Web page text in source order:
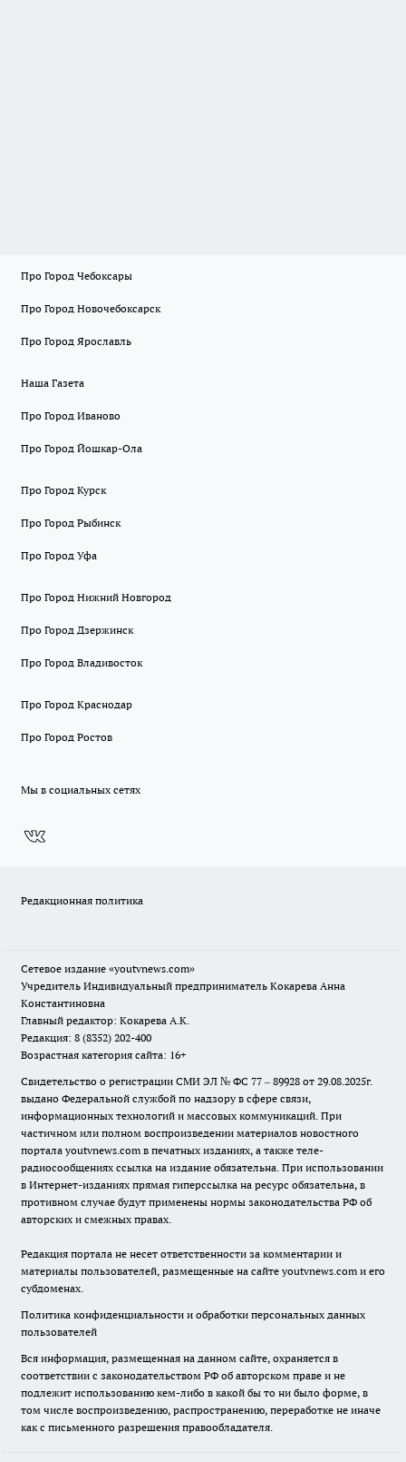
Про Город Чебоксары
Про Город Новочебоксарск
Про Город Ярославль
Наша Газета
Про Город Иваново
Про Город Йошкар-Ола
Про Город Курск
Про Город Рыбинск
Про Город Уфа
Про Город Нижний Новгород
Про Город Дзержинск
Про Город Владивосток
Про Город Краснодар
Про Город Ростов
Мы в социальных сетях
Редакционная политика
Сетевое издание «youtvnews.com»
Учредитель Индивидуальный предприниматель Кокарева Анна
Константиновна
Главный редактор: Кокарева А.К.
Редакция: 8 (8352) 202-400
Возрастная категория сайта: 16+
Свидетельство о регистрации СМИ ЭЛ № ФС 77 – 89928 от 29.08.2025г.
выдано Федеральной службой по надзору в сфере связи,
информационных технологий и массовых коммуникаций. При
частичном или полном воспроизведении материалов новостного
портала youtvnews.com в печатных изданиях, а также теле-
радиосообщениях ссылка на издание обязательна. При использовании
в Интернет-изданиях прямая гиперссылка на ресурс обязательна, в
противном случае будут применены нормы законодательства РФ об
авторских и смежных правах.
Редакция портала не несет ответственности за комментарии и
материалы пользователей, размещенные на сайте youtvnews.com и его
субдоменах.
Политика конфиденциальности и обработки персональных данных
пользователей
Вся информация, размещенная на данном сайте, охраняется в
соответствии с законодательством РФ об авторском праве и не
подлежит использованию кем-либо в какой бы то ни было форме, в
том числе воспроизведению, распространению, переработке не иначе
как с письменного разрешения правообладателя.